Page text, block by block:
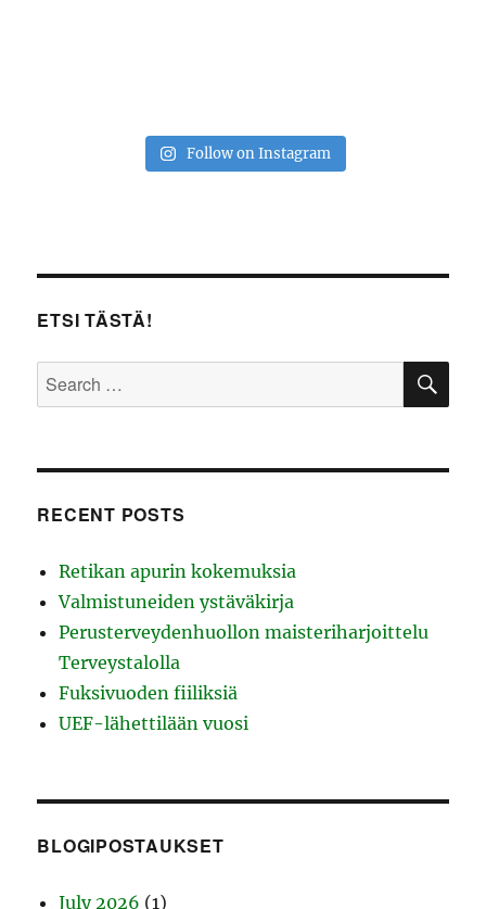
Follow on Instagram
ETSI TÄSTÄ!
Search
for:
RECENT POSTS
Retikan apurin kokemuksia
Valmistuneiden ystäväkirja
Perusterveydenhuollon maisteriharjoittelu
Terveystalolla
Fuksivuoden fiiliksiä
UEF-lähettilään vuosi
BLOGIPOSTAUKSET
July 2026 (1)